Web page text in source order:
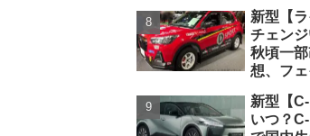
と
残る注意
チェン
想
新型【
チェン
秋頃一
想、フ
2～3ヵ
ツ最新
新型【
いつ？